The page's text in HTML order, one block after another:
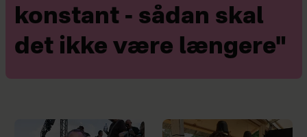
konstant - sådan skal
det ikke være længere"